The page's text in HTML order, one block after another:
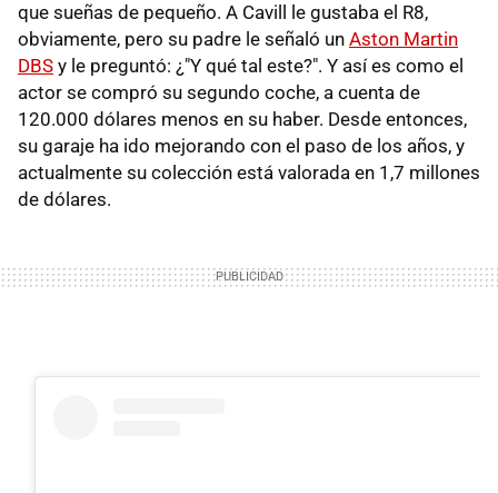
que sueñas de pequeño. A Cavill le gustaba el R8,
obviamente, pero su padre le señaló un Aston Martin
DBS y le preguntó: ¿"Y qué tal este?". Y así es como el
actor se compró su segundo coche, a cuenta de
120.000 dólares menos en su haber. Desde entonces,
su garaje ha ido mejorando con el paso de los años, y
actualmente su colección está valorada en 1,7 millones
de dólares.